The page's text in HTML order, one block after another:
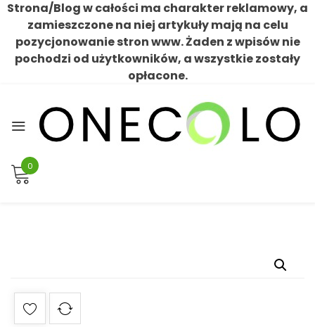
Strona/Blog w całości ma charakter reklamowy, a
zamieszczone na niej artykuły mają na celu
pozycjonowanie stron www. Żaden z wpisów nie
pochodzi od użytkowników, a wszystkie zostały
opłacone.
content
0